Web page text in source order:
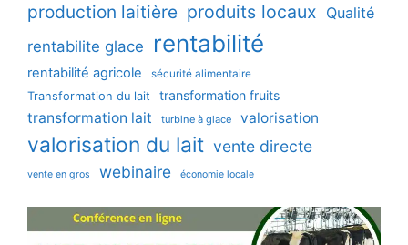
production laitière produits locaux Qualité
rentabilite glace
rentabilité
rentabilité agricole sécurité alimentaire
Transformation du lait transformation fruits
transformation lait turbine à glace valorisation
valorisation du lait vente directe
vente en gros webinaire économie locale